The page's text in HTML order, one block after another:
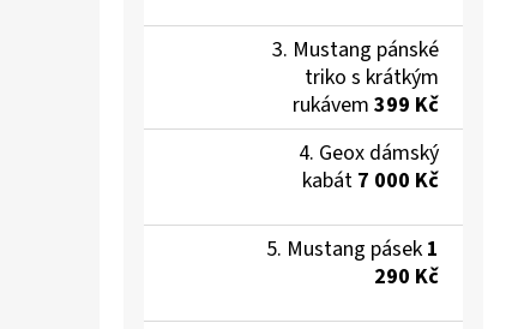
Mustang pánské
triko s krátkým
rukávem 399 Kč
Geox dámský
kabát 7 000 Kč
Mustang pásek 1
290 Kč